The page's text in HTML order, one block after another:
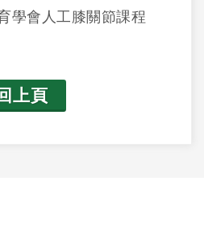
學會人工膝關節課程
上頁